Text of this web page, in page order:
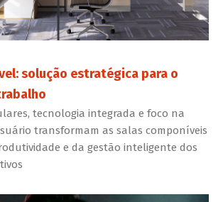
solução estratégica para o
tecnologia integrada e foco na
transformam as salas componíveis
e da gestão inteligente dos